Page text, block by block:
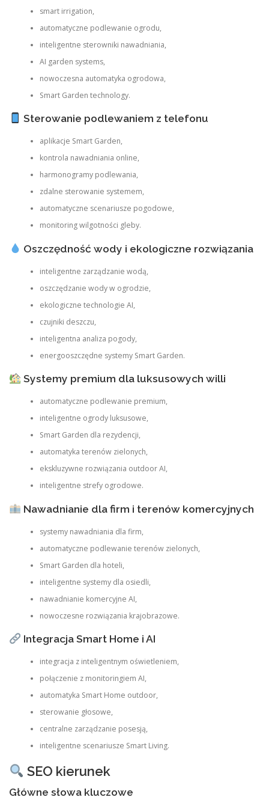
smart irrigation,
automatyczne podlewanie ogrodu,
inteligentne sterowniki nawadniania,
AI garden systems,
nowoczesna automatyka ogrodowa,
Smart Garden technology.
Sterowanie podlewaniem z telefonu
aplikacje Smart Garden,
kontrola nawadniania online,
harmonogramy podlewania,
zdalne sterowanie systemem,
automatyczne scenariusze pogodowe,
monitoring wilgotności gleby.
Oszczędność wody i ekologiczne rozwiązania
inteligentne zarządzanie wodą,
oszczędzanie wody w ogrodzie,
ekologiczne technologie AI,
czujniki deszczu,
inteligentna analiza pogody,
energooszczędne systemy Smart Garden.
Systemy premium dla luksusowych willi
automatyczne podlewanie premium,
inteligentne ogrody luksusowe,
Smart Garden dla rezydencji,
automatyka terenów zielonych,
ekskluzywne rozwiązania outdoor AI,
inteligentne strefy ogrodowe.
Nawadnianie dla firm i terenów komercyjnych
systemy nawadniania dla firm,
automatyczne podlewanie terenów zielonych,
Smart Garden dla hoteli,
inteligentne systemy dla osiedli,
nawadnianie komercyjne AI,
nowoczesne rozwiązania krajobrazowe.
Integracja Smart Home i AI
integracja z inteligentnym oświetleniem,
połączenie z monitoringiem AI,
automatyka Smart Home outdoor,
sterowanie głosowe,
centralne zarządzanie posesją,
inteligentne scenariusze Smart Living.
SEO kierunek
Główne słowa kluczowe